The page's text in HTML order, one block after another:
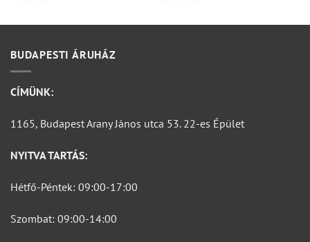
BUDAPESTI ÁRUHÁZ
CÍMÜNK:
1165, Budapest Arany János utca 53. 22-es Épület
NYITVA TARTÁS:
Hétfő-Péntek: 09:00-17:00
Szombat: 09:00-14:00